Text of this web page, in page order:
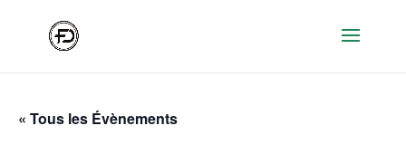
« Tous les Évènements